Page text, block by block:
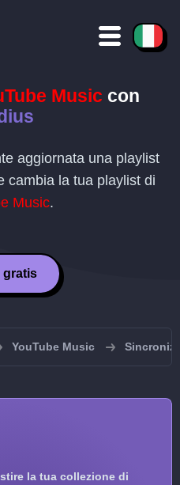
Music con
aggiornata una playlist
cambia la tua playlist di
Music.
gratis
YouTube Music
la tua collezione di